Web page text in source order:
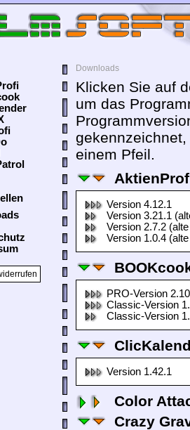
Downloads
Klicken Sie auf
um das
einem Pfeil.
Version 4.12.1
Version 3.21.1
Version 2.7.2
Version 1.0.4
PRO-Version
Classic-Version
Classic-Version
Version 1.42.1
Color
Crazy